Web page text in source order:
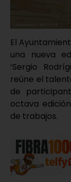
El
una nueva
‘Sergio
reúne el
de
octava
de trabajos.